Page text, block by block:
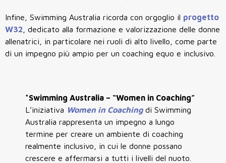
Infine, Swimming Australia ricorda con orgoglio il progetto
W32 , dedicato alla formazione e valorizzazione delle donne
allenatrici, in particolare nei ruoli di alto livello, come parte
di un impegno più ampio per un coaching equo e inclusivo.
*Swimming Australia – “Women in Coaching”
L’iniziativa Women in Coachingdi Swimming
Australia rappresenta un impegno a lungo
termine per creare un ambiente di coaching
realmente inclusivo, in cui le donne possano
crescere e affermarsi a tutti i livelli del nuoto.